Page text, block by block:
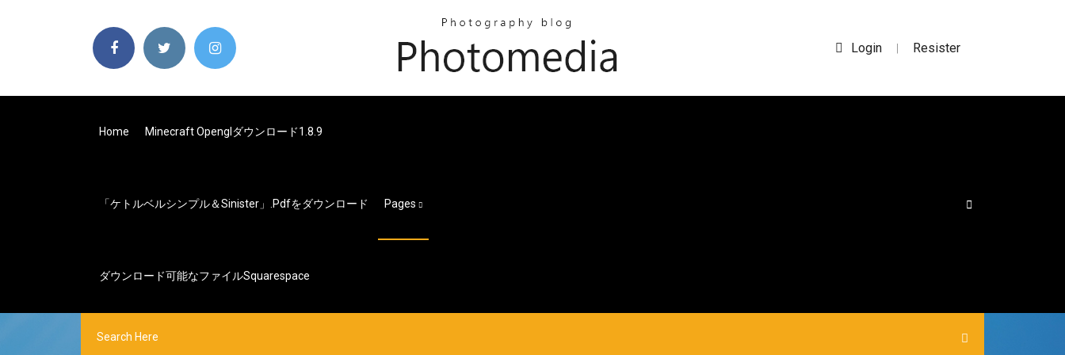
Login | Resister
Home Minecraft Openglダウンロード1.8.9
「ケトルベルシンプル＆sinister」.pdfをダウンロード Pages
ダウンロード可能なファイルsquarespace